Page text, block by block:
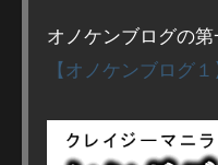
オノケンブログの
【オノケンブログ